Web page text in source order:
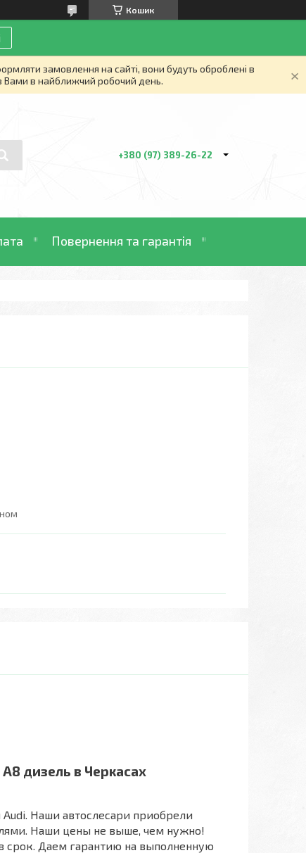
Кошик
замовлення на сайті, вони будуть оброблені в
в найближчий робочий день.
+380 (97) 389-26-22
Повернення та гарантія
дизель в Черкасах
Наши автослесари приобрели
Наши цены не выше, чем нужно!
срок. Даем гарантию на выполненную